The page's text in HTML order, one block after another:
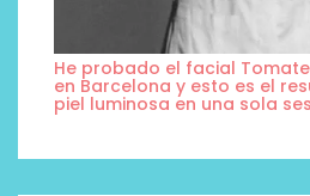
He probado el facial
en Barcelona y esto es el
piel luminosa en una sola